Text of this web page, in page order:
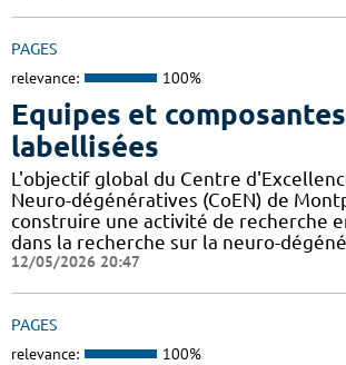
PAGES
relevance: 100%
Equipes et composantes
labellisées
L'objectif global du Centre
Neuro-dégénératives (CoEN) de
construire une activité de recherche
dans la recherche sur la neuro-
12/05/2026 20:47
PAGES
relevance: 100%